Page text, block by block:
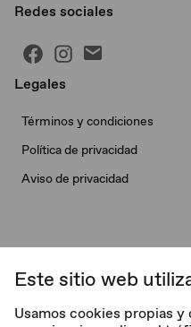
Redes sociales
Legales
Términos y condiciones
Política de privacidad
Aviso de privacidad
Este sitio web
Usamos cookies propias